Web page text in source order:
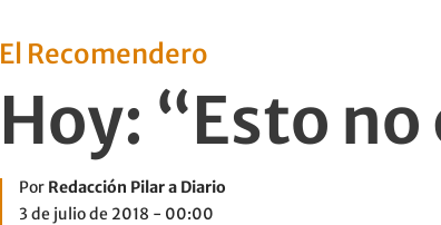
El Recomendero
Hoy: “Esto
Por Redacción Pilar a Diario
3 de julio de 2018 - 00:00